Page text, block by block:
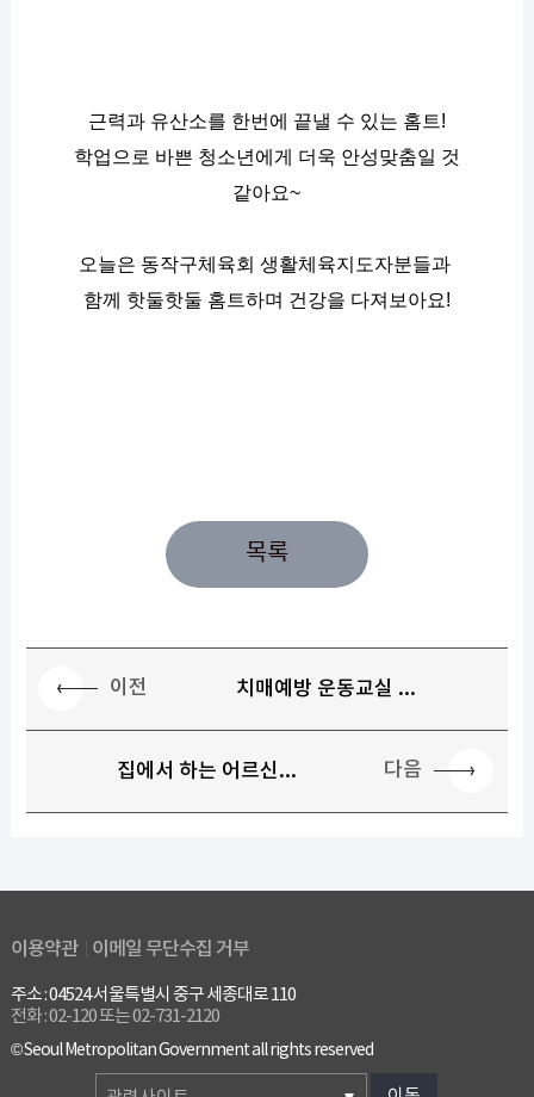
근력과 유산소를 한번에 끝낼 수 있는 홈트!
학업으로 바쁜 청소년에게 더욱 안성맞춤일 것
같아요~
오늘은 동작구체육회 생활체육지도자분들과
함께 핫둘핫둘 홈트하며 건강을 다져보아요!
목록
이전 치매예방 운동교실 ...
집에서 하는 어르신... 다음
이용약관 이메일 무단수집 거부
주소 : 04524 서울특별시 중구 세종대로 110
전화 : 02-120 또는 02-731-2120
© Seoul Metropolitan Government all rights reserved